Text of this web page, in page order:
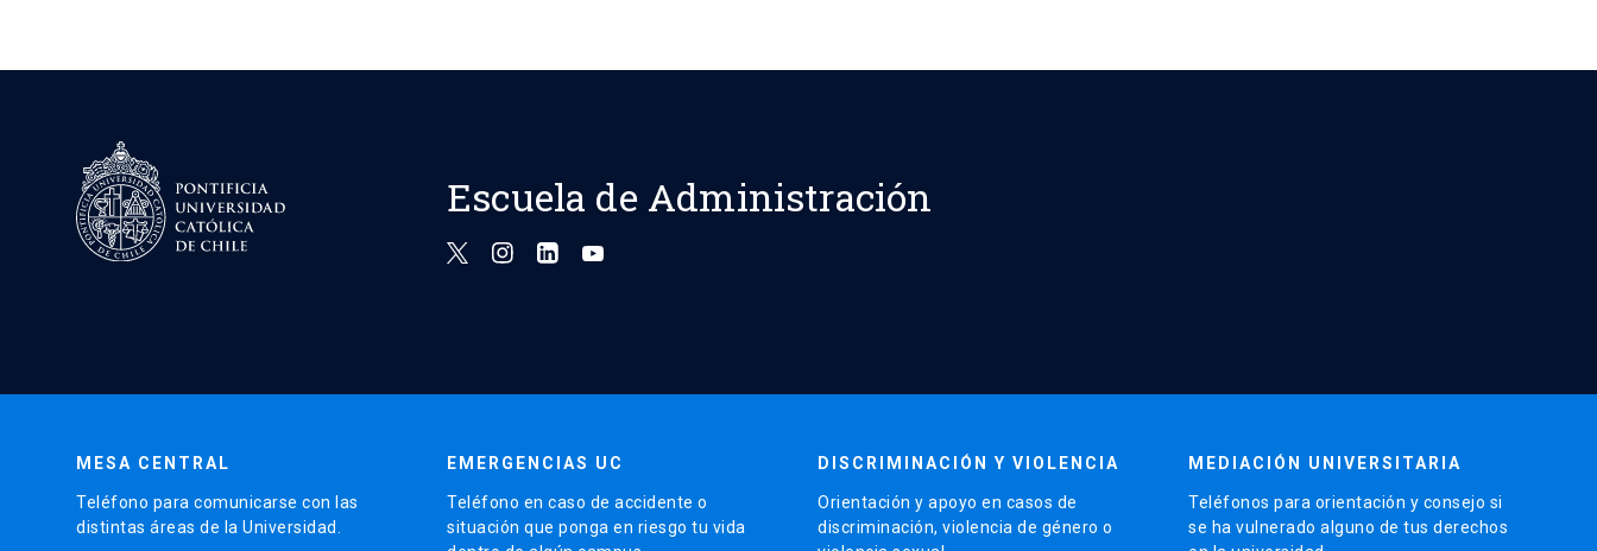
Escuela de Administración
MESA CENTRAL
Teléfono para comunicarse con las
distintas áreas de la Universidad.
EMERGENCIAS UC
Teléfono en caso de accidente o
situación que ponga en riesgo tu vida
DISCRIMINACIÓN Y VIOLENCIA
Orientación y apoyo en casos de
discriminación, violencia de género o
MEDIACIÓN UNIVERSITARIA
Teléfonos para orientación y consejo si
se ha vulnerado alguno de tus derechos